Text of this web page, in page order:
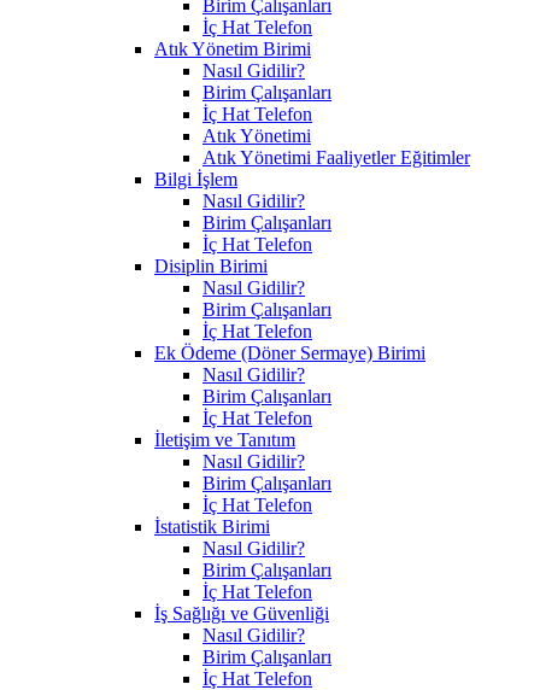
Birim Çalışanları
İç Hat Telefon
Atık Yönetim Birimi
Nasıl Gidilir?
Birim Çalışanları
İç Hat Telefon
Atık Yönetimi
Atık Yönetimi Faaliyetler Eğitimler
Bilgi İşlem
Nasıl Gidilir?
Birim Çalışanları
İç Hat Telefon
Disiplin Birimi
Nasıl Gidilir?
Birim Çalışanları
İç Hat Telefon
Ek Ödeme (Döner Sermaye) Birimi
Nasıl Gidilir?
Birim Çalışanları
İç Hat Telefon
İletişim ve Tanıtım
Nasıl Gidilir?
Birim Çalışanları
İç Hat Telefon
İstatistik Birimi
Nasıl Gidilir?
Birim Çalışanları
İç Hat Telefon
İş Sağlığı ve Güvenliği
Nasıl Gidilir?
Birim Çalışanları
İç Hat Telefon